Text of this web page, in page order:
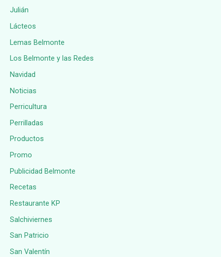
Julián
Lácteos
Lemas Belmonte
Los Belmonte y las Redes
Navidad
Noticias
Perricultura
Perrilladas
Productos
Promo
Publicidad Belmonte
Recetas
Restaurante KP
Salchiviernes
San Patricio
San Valentín